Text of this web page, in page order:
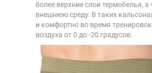
более верхние слои термобелья, а
внешнюю среду. В таких
и комфортно во время
воздуха от 0 до -20 градусов.